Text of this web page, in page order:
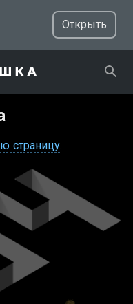
Открыть
страницу.